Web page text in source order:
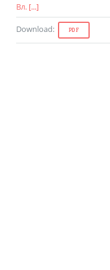
Вл. [...]
Download: PDF